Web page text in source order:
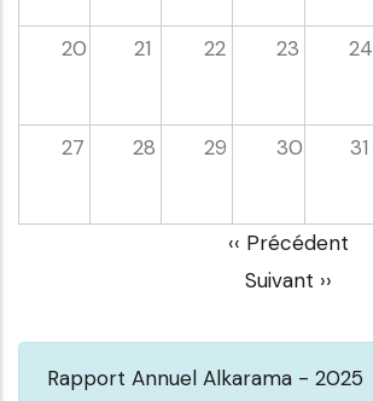
20 21 22 23 24
27 28 29 30 31
‹‹ Précédent
Suivant ››
Rapport Annuel Alkarama - 2025